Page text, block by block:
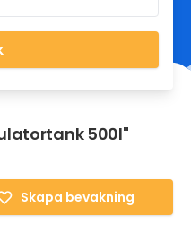
500l"
Skapa bevakning